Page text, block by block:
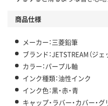
アスクル商品環境スコア詳細／
商品仕様
メーカー：三菱鉛筆
ブランド：JETSTREAM（ジ
カラー：パープル軸
インク種類：油性インク
インク色：黒・赤・青
キャップ・ラバー・カバー・